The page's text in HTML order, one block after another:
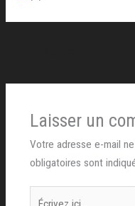
Laisser un
Votre adresse e-mail
obligatoires sont